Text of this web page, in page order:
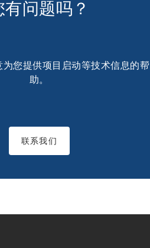
有问题吗？
您提供项目启动等技术信息的帮
助。
联系我们